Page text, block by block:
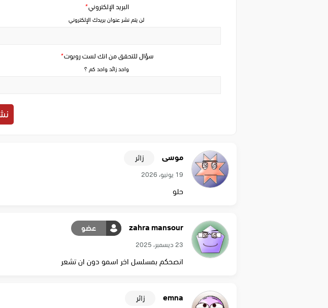
سؤال للتحقق من انك لست روبوت*
واحد زائد واحد كم ؟
البريد الإلكتروني*
لن يتم نشر عنوان بريدك الإلكتروني
موسى زائر
19 يونيو، 2026
حلو
zahra mansour عضو
23 ديسمبر، 2025
انصحكم بمسلسل اخر اسمو دون ان تشعر
emna زائر